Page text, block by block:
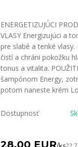
ENERGETIZUJÚCI
VLASY Energizujúci a
pre slabé a tenké vlasy.
čistí a chráni pokožku
tonus a vitalita.
šampónom Energy,
potom naneste krém
Dostupnosť
28,00 EUR